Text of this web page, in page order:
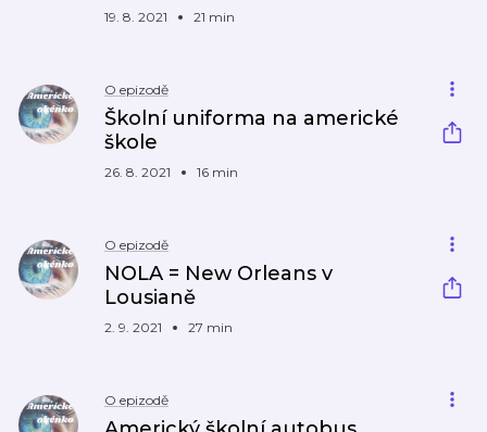
19. 8. 2021 21 min
O epizodě
Školní uniforma na americké
škole
26. 8. 2021 16 min
O epizodě
NOLA = New Orleans v
Lousianě
2. 9. 2021 27 min
O epizodě